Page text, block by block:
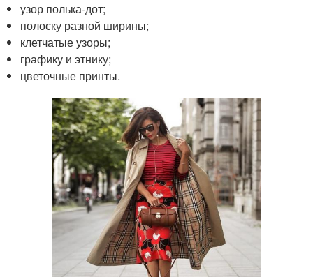
узор полька-дот;
полоску разной ширины;
клетчатые узоры;
графику и этнику;
цветочные принты.